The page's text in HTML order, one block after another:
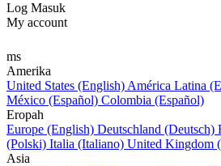
Log Masuk
My account
ms
Amerika
United States (English) América Latina
México (Español) Colombia (Español)
Eropah
Europe (English) Deutschland (Deutsch)
(Polski) Italia (Italiano) United Kingdom
Asia